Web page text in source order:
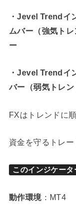
・Jevel Trendイ
ムバー（強気ト
ー
・Jevel Trendイ
バー（弱気トレ
FXはトレンドに
資金を守るトレー
このインジケータ
動作環境：MT4